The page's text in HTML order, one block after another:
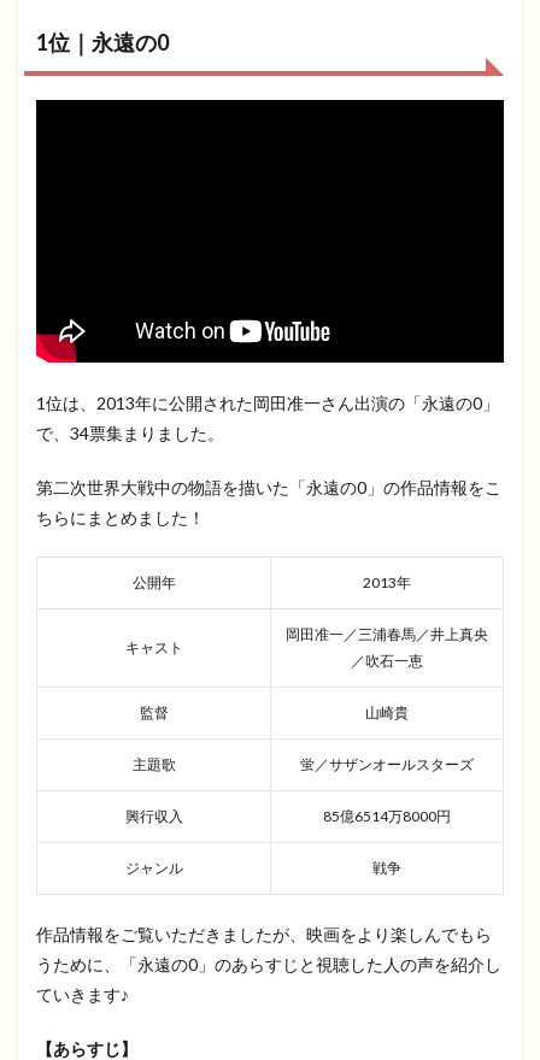
1位｜永遠の0
1位は、2013年に公開された岡田准一さん出演の「永遠の0」
で、34票集まりました。
第二次世界大戦中の物語を描いた「永遠の0」の作品情報をこ
ちらにまとめました！
公開年 2013年
キャスト
岡田准一／三浦春馬／井上真央
／吹石一恵
監督 山崎貴
主題歌 蛍／サザンオールスターズ
興行収入 85億6514万8000円
ジャンル 戦争
作品情報をご覧いただきましたが、映画をより楽しんでもら
うために、「永遠の0」のあらすじと視聴した人の声を紹介し
ていきます♪
【あらすじ】